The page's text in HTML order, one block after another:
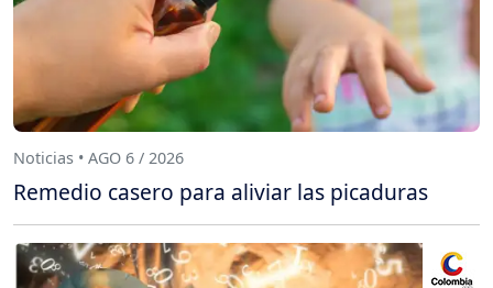
Noticias • AGO 6 / 2026
Remedio casero para aliviar las picaduras